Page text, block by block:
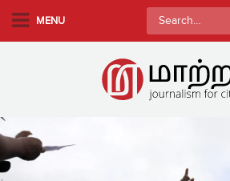
m
a
i
MENU
Search
for: